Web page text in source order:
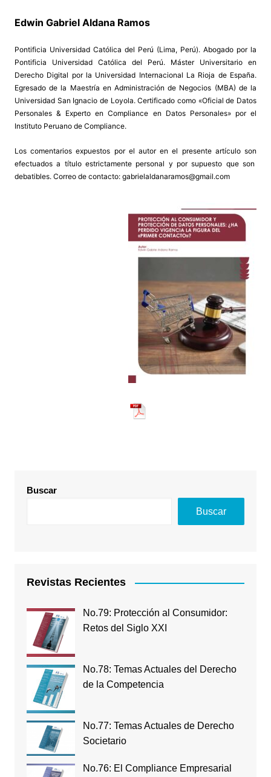
Edwin Gabriel Aldana Ramos
Pontificia Universidad Católica del Perú (Lima, Perú). Abogado por la
Pontificia Universidad Católica del Perú. Máster Universitario en
Derecho Digital por la Universidad Internacional La Rioja de España.
Egresado de la Maestría en Administración de Negocios (MBA) de la
Universidad San Ignacio de Loyola. Certificado como «Oficial de Datos
Personales & Experto en Compliance en Datos Personales» por el
Instituto Peruano de Compliance.
Los comentarios expuestos por el autor en el presente artículo son
efectuados a título estrictamente personal y por supuesto que son
debatibles. Correo de contacto: gabrielaldanaramos@gmail.com
Buscar
Buscar
Revistas Recientes
No.79: Protección al Consumidor:
Retos del Siglo XXI
No.78: Temas Actuales del Derecho
de la Competencia
No.77: Temas Actuales de Derecho
Societario
No.76: El Compliance Empresarial